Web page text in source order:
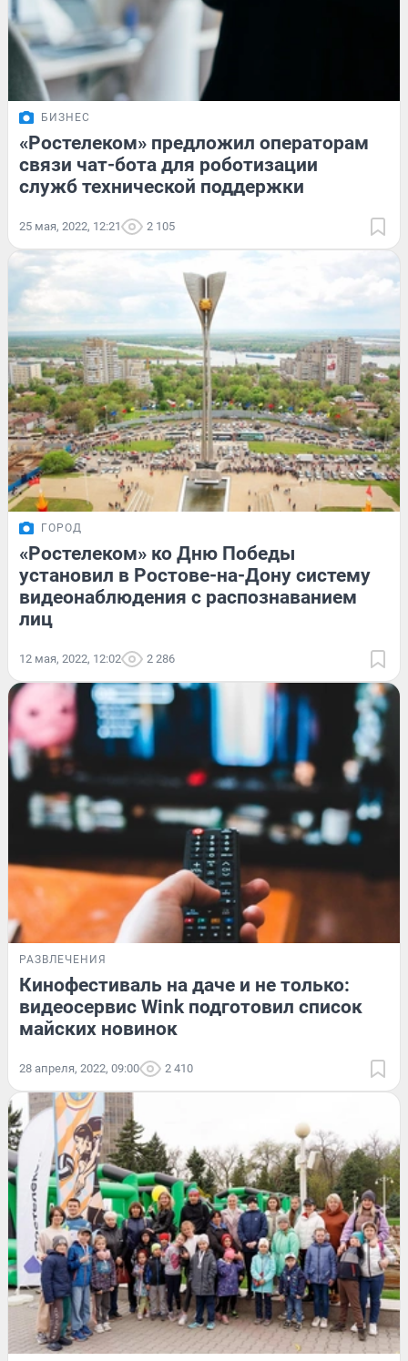
БИЗНЕС
«Ростелеком» предложил операторам
связи чат-бота для роботизации
служб технической поддержки
25 мая, 2022, 12:21 2 105
ГОРОД
«Ростелеком» ко Дню Победы
установил в Ростове-на-Дону систему
видеонаблюдения с распознаванием
лиц
12 мая, 2022, 12:02 2 286
РАЗВЛЕЧЕНИЯ
Кинофестиваль на даче и не только:
видеосервис Wink подготовил список
майских новинок
28 апреля, 2022, 09:00 2 410